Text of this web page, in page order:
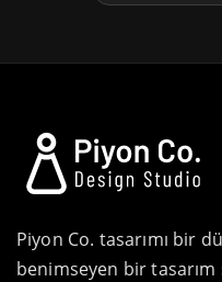
Piyon Co. tasarımı bir
benimseyen bir